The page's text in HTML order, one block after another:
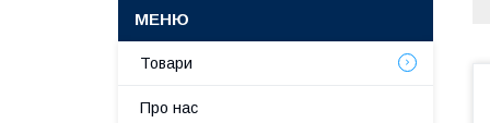
Товари
Про нас